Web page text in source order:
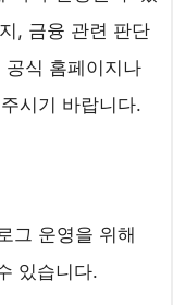
, 금융 관련 판단
식 홈페이지나
시기 바랍니다.
그 운영을 위해
있습니다.